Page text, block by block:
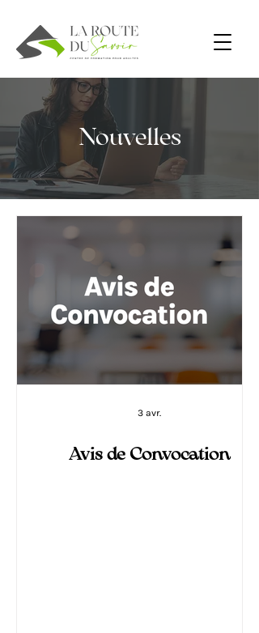
Nouvelles
Avis de Convocation
3 avr.